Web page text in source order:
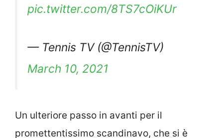
pic.twitter.com/8TS7cOiKUr
— Tennis TV (@TennisTV)
March 10, 2021
Un ulteriore passo in avanti per il
promettentissimo scandinavo, che si è